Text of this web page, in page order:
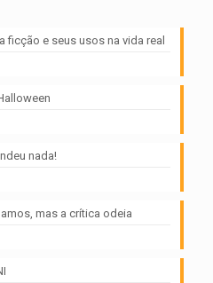
ficção e seus usos na vida real
nada!
mas a crítica odeia